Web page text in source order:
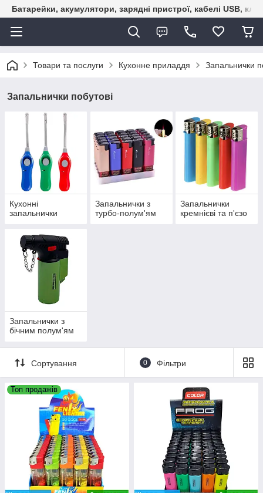
Батарейки, акумулятори, зарядні пристрої, кабелі USB,
Товари та послуги Кухонне приладдя Запальнички
Запальнички побутові
Кухонні
запальнички
Запальнички з
турбо-полум'ям
Запальнички
кремнієві та п'єзо
Запальнички з
бічним полум'ям
Сортування 0 Фільтри
Топ продажів